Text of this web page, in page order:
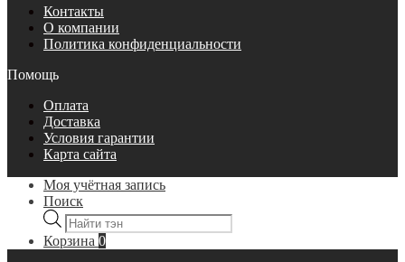
Контакты
О компании
Политика конфиденциальности
Помощь
Оплата
Доставка
Условия гарантии
Карта сайта
Моя учётная запись
Поиск
Поиск
товаров
Корзина 0